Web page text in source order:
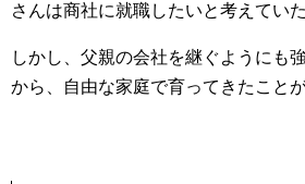
さんは商社に就職したいと考えてい
しかし、父親の会社を継ぐようにも
から、自由な家庭で育ってきたこと